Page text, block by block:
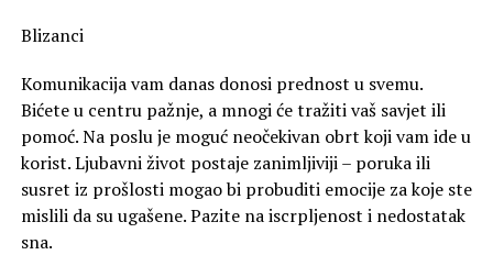
Blizanci
Komunikacija vam danas donosi prednost u svemu.
Bićete u centru pažnje, a mnogi će tražiti vaš savjet ili
pomoć. Na poslu je moguć neočekivan obrt koji vam ide u
korist. Ljubavni život postaje zanimljiviji – poruka ili
susret iz prošlosti mogao bi probuditi emocije za koje ste
mislili da su ugašene. Pazite na iscrpljenost i nedostatak
sna.